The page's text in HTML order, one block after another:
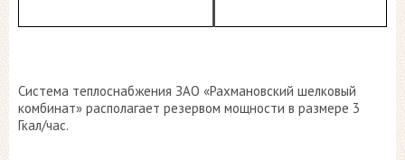
Система теплоснабжения ЗАО «Рахмановский шелковый
комбинат» располагает резервом мощности в размере 3
Гкал/час.